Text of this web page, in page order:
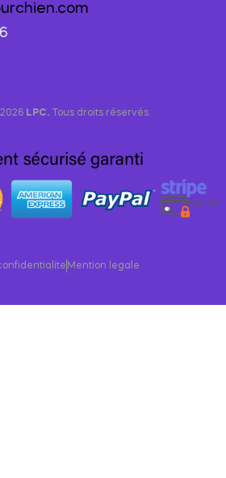
LPC. Tous droits réservés.
Mention legale